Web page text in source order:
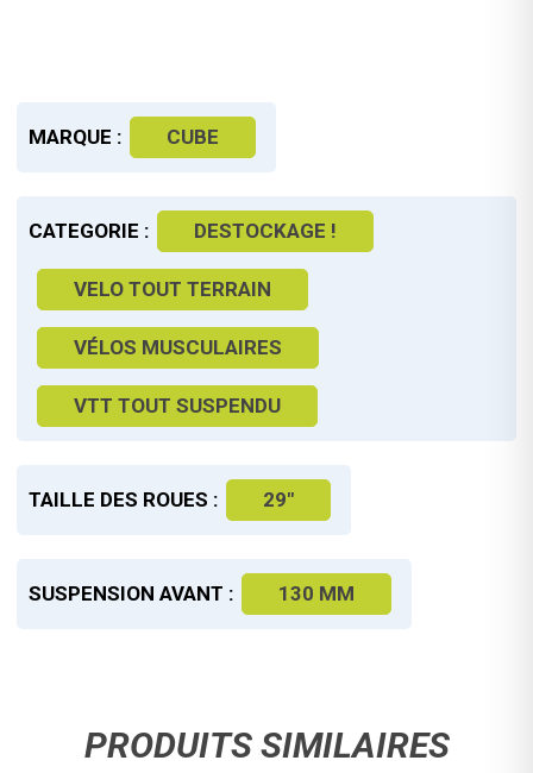
MARQUE : CUBE
CATEGORIE : DESTOCKAGE !
VELO TOUT TERRAIN
VÉLOS MUSCULAIRES
VTT TOUT SUSPENDU
TAILLE DES ROUES : 29"
SUSPENSION AVANT : 130 MM
PRODUITS SIMILAIRES